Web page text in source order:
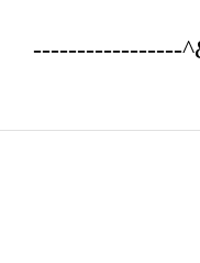
-----------------